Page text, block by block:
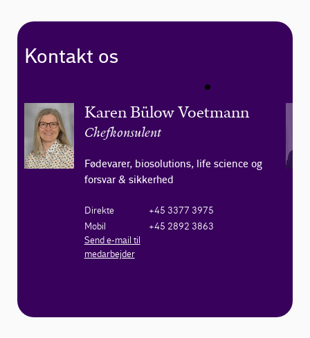
Kontakt os
Karen Bülow Voetmann
Chefkonsulent
Fødevarer, biosolutions, life science og
forsvar & sikkerhed
Direkte
+45 3377 3975
Mobil
+45 2892 3863
Send e-mail til
medarbejder